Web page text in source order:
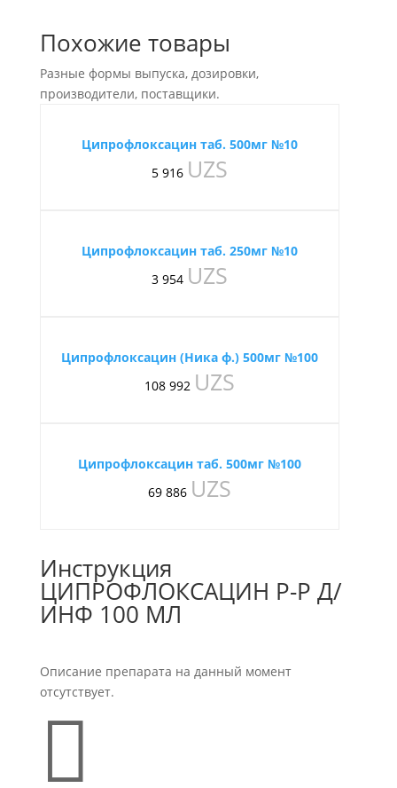
Похожие товары
Разные формы выпуска, дозировки,
производители, поставщики.
Ципрофлоксацин таб. 500мг №10
5 916 UZS
Ципрофлоксацин таб. 250мг №10
3 954 UZS
Ципрофлоксацин (Ника ф.) 500мг №100
108 992 UZS
Ципрофлоксацин таб. 500мг №100
69 886 UZS
Инструкция
ЦИПРОФЛОКСАЦИН Р-Р Д/
ИНФ 100 МЛ
Описание препарата на данный момент
отсутствует.
